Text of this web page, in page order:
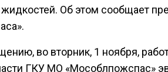
Об этом сообщает
во вторник, 1 ноября,
ГКУ МО «Мособлпожспас»